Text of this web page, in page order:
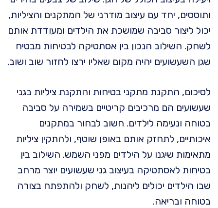
ותוססים, יחד עם עיצוב מודרני של המתקנים והציליות,
יכול ליצור סביבה שמושכת את הילדים ומעודדת אותם
לשחק. השילוב הנכון בין אסתטיקה לבטיחות מבטיח
שגן השעשועים יהיה מקום שאליו ירצו לחזור שוב ושוב.
לסיכום, התקנת מתקני בטיחות והתקנת ציליות בגני
שעשועים הם מרכיבים קריטיים בשמירה על סביבה
בטוחה ונעימה לילדים. חשוב לבחור במתקנים
איכותיים, לתחזק אותם באופן שוטף, ולהתקין ציליות
מתאימות שיגנו על הילדים מפני השמש. השילוב בין
בטיחות לאסתטיקה בעיצוב גני שעשועים יוצר מרחב
שבו הילדים יכולים ליהנות, לשחק ולהתפתח בצורה
בטוחה ובריאה.